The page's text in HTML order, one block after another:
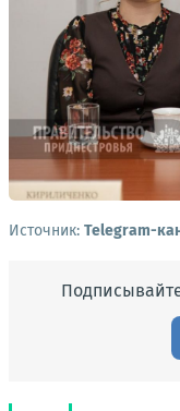
Источник: Telegram-